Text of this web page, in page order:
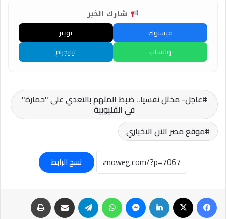
شارك الخبر
فيسبوك
تويتر
واتساب
تيليجرام
عاجل- مختل نفسيا.. ضبط المتهم بالتعدي على "حمارة"
في القليوبية
موقع مصر الآن الاخباري
نسخ الرابط
فيسبوك لينكدإن ماسنجر واتساب تيلقرام مشاركة عبر البريد